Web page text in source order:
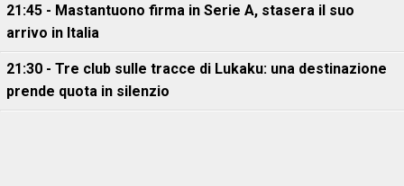
21:45 - Mastantuono firma in Serie A, stasera il suo
arrivo in Italia
21:30 - Tre club sulle tracce di Lukaku: una destinazione
prende quota in silenzio